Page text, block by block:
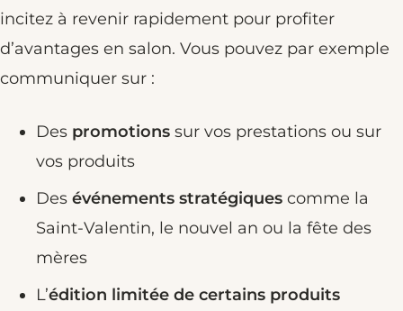
incitez à revenir rapidement pour profiter
d’avantages en salon. Vous pouvez par exemple
communiquer sur :
Des promotions sur vos prestations ou sur
vos produits
Des événements stratégiques comme la
Saint-Valentin, le nouvel an ou la fête des
mères
L’édition limitée de certains produits